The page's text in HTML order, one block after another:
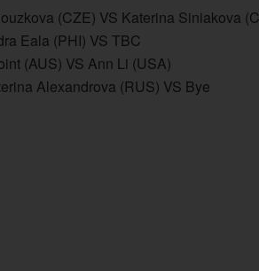
(CZE) VS Katerina Siniakova
Eala (PHI) VS TBC
(AUS) VS Ann Li (USA)
Alexandrova (RUS) VS Bye